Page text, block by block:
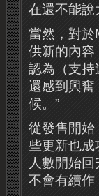
在還不能說
當然，對於
供新的內容
認為（支持
還感到興奮
候。”
從發售開始
些更新也成
人數開始
不會有續作